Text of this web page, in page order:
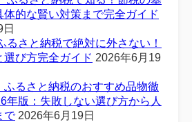
体的な賢い対策まで完全ガイド
るさと納税で絶対に外さない！
選び方完全ガイド 2026年6月19
ふるさと納税のおすすめ品物徹
年版：失敗しない選び方から人
で 2026年6月19日